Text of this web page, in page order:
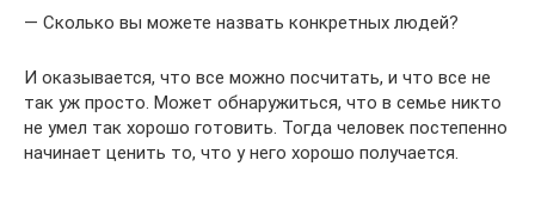
— Сколько вы можете назвать конкретных людей?
И оказывается, что все можно посчитать, и что все не
так уж просто. Может обнаружиться, что в семье никто
не умел так хорошо готовить. Тогда человек постепенно
начинает ценить то, что у него хорошо получается.